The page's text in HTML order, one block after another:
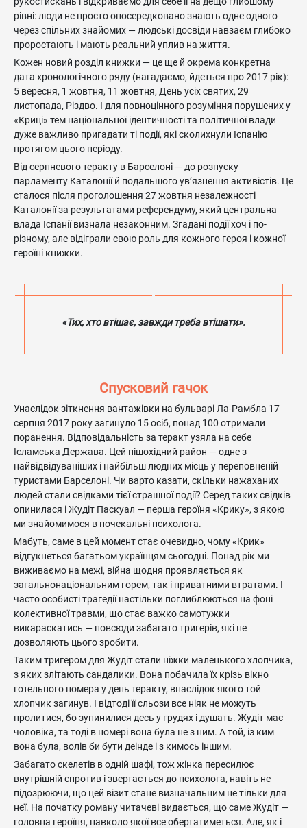
рівні: люди не просто опосередковано знають одне одного
через спільних знайомих — людські досвіди навзаєм глибоко
проростають і мають реальний уплив на життя.
Кожен новий розділ книжки — це ще й окрема конкретна
дата хронологічного ряду (нагадаємо, йдеться про 2017 рік):
5 вересня, 1 жовтня, 11 жовтня, День усіх святих, 29
листопада, Різдво. І для повноцінного розуміння порушених у
«Криці» тем національної ідентичності та політичної влади
дуже важливо пригадати ті події, які сколихнули Іспанію
протягом цього періоду.
Від серпневого теракту в Барселоні — до розпуску
парламенту Каталонії й подальшого ув’язнення активістів. Це
сталося після проголошення 27 жовтня незалежності
Каталонії за результатами референдуму, який центральна
влада Іспанії визнала незаконним. Згадані події хоч і по-
різному, але відіграли свою роль для кожного героя і кожної
героїні книжки.
«Тих, хто втішає, завжди треба втішати».
Спусковий гачок
Унаслідок зіткнення вантажівки на бульварі Ла-Рамбла 17
серпня 2017 року загинуло 15 осіб, понад 100 отримали
поранення. Відповідальність за теракт узяла на себе
Ісламська Держава. Цей пішохідний район — одне з
найвідвідуваніших і найбільш людних місць у переповненій
туристами Барселоні. Чи варто казати, скільки нажаханих
людей стали свідками тієї страшної події? Серед таких свідків
опинилася і Жудіт Паскуал — перша героїня «Крику», з якою
ми знайомимося в почекальні психолога.
Мабуть, саме в цей момент стає очевидно, чому «Крик»
відгукнеться багатьом українцям сьогодні. Понад рік ми
виживаємо на межі, війна щодня проявляється як
загальнонаціональним горем, так і приватними втратами. І
часто особисті трагедії настільки поглиблюються на фоні
колективної травми, що стає важко самотужки
викараскатись — повсюди забагато тригерів, які не
дозволяють цього зробити.
Таким тригером для Жудіт стали ніжки маленького хлопчика,
з яких злітають сандалики. Вона побачила їх крізь вікно
готельного номера у день теракту, внаслідок якого той
хлопчик загинув. І відтоді її сльози все ніяк не можуть
пролитися, бо зупинилися десь у грудях і душать. Жудіт має
чоловіка, та тоді в номері вона була не з ним. А той, із ким
вона була, волів би бути деінде і з кимось іншим.
Забагато скелетів в одній шафі, тож жінка пересилює
внутрішній спротив і звертається до психолога, навіть не
підозрюючи, що цей візит стане визначальним не тільки для
неї. На початку роману читачеві видається, що саме Жудіт —
головна героїня, навколо якої все обертатиметься. Але, як і